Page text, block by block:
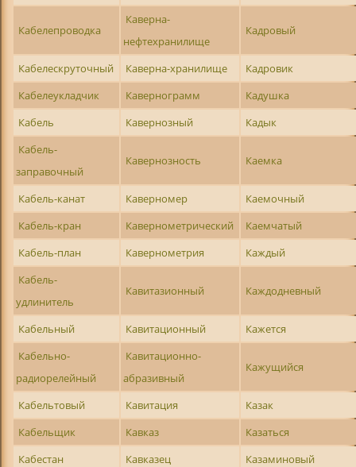
Кабелепроводка
Каверна-
нефтехранилище
Кадровый
Кабелескруточный Каверна-хранилище
Кадровик
Кабелеукладчик
Кавернограмм
Кадушка
Кабель
Кавернозный
Кадык
Кабель-
заправочный
Кавернозность Каемка
Кабель-канат Каверномер
Каемочный
Кабель-кран
Кавернометрический
Каемчатый
Кабель-план
Кавернометрия
Каждый
Кабель-
удлинитель
Кавитазионный Каждодневный
Кабельный Кавитационный
Кажется
Кабельно-
радиорелейный
Кавитационно-
абразивный
Кажущийся
Кабельтовый Кавитация
Казак
Кабельщик
Кавказ
Казаться
Кабестан
Кавказец
Казаминовый